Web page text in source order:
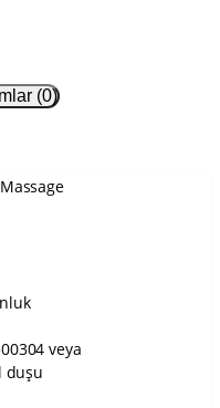
(0)
veya
duşu